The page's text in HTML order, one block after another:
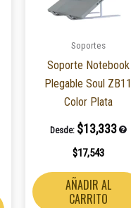
Soportes
Soporte Notebook
Plegable Soul ZB11
Color Plata
Desde: $13,333
$17,543
AÑADIR AL
CARRITO